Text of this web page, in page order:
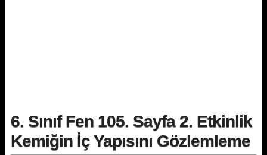
6. Sınıf Fen 105. Sayfa 2. Etkinlik
Kemiğin İç Yapısını Gözlemleme